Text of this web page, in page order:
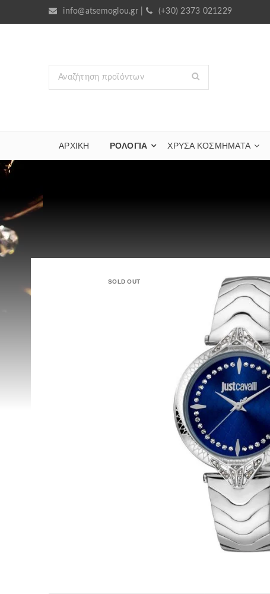
info@atsemoglou.gr| (+30) 2373 021229
ΑΡΧΙΚΗ ΡΟΛΟΓΙΑ ΧΡΥΣΆ ΚΟΣΜΉΜΑΤΑ
SOLD OUT